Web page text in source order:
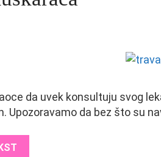
da uvek konsultuju svog
Upozoravamo da bez što su